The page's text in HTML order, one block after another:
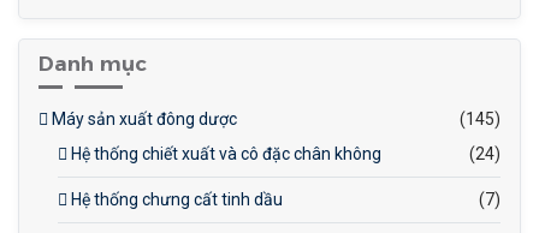
Danh mục
Máy sản xuất đông dược
(145)
Hệ thống chiết xuất và cô đặc chân không
(24)
Hệ thống chưng cất tinh dầu (7)